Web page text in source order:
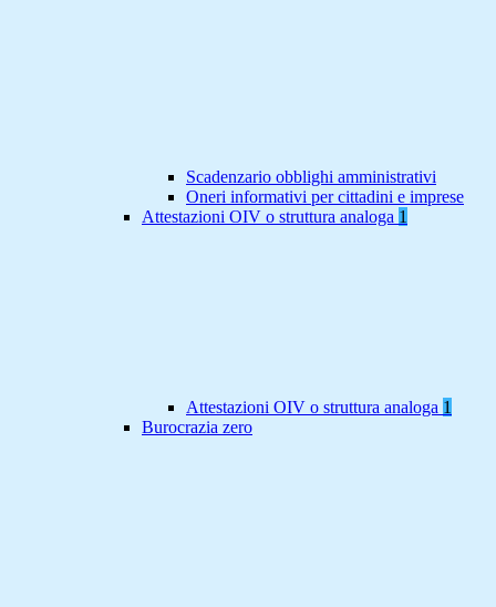
Scadenzario obblighi amministrativi
Oneri informativi per cittadini e imprese
Attestazioni OIV o struttura analoga 1
Attestazioni OIV o struttura analoga 1
Burocrazia zero